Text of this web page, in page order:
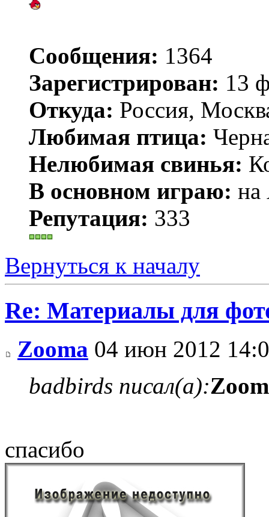
Сообщения: 1364
Зарегистрирован: 13
Откуда: Россия,
Любимая птица:
Нелюбимая свинья:
В основном играю: на
Репутация: 333
Вернуться к началу
Re: Материалы для
Zooma 04 июн 2012
badbirds писал(а):
спасибо